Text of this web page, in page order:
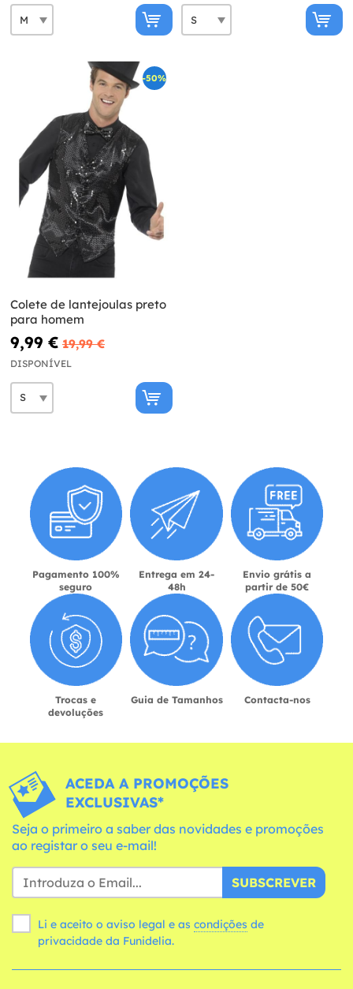
-50%
Colete de lantejoulas preto
para homem
9,99 € 19,99 €
DISPONÍVEL
Pagamento 100%
seguro
Entrega em 24-
48h
Envio grátis a
partir de 50€
Trocas e
devoluções
Guia de Tamanhos Contacta-nos
ACEDA A PROMOÇÕES
EXCLUSIVAS*
Seja o primeiro a saber das novidades e promoções
ao registar o seu e-mail!
SUBSCREVER
Li e aceito o aviso legal e as condições
privacidade da Funidelia.